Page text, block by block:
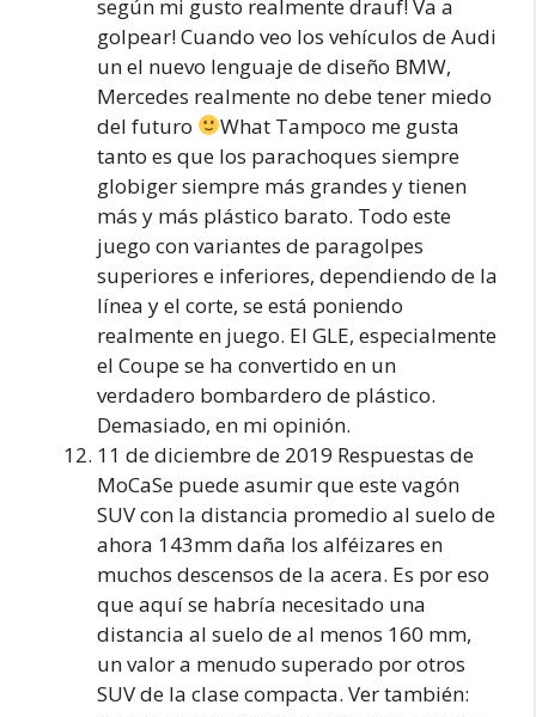
según mi gusto realmente drauf! Va a
golpear! Cuando veo los vehículos de Audi
un el nuevo lenguaje de diseño BMW,
Mercedes realmente no debe tener miedo
del futuro
What Tampoco me gusta
tanto es que los parachoques siempre
globiger siempre más grandes y tienen
más y más plástico barato. Todo este
juego con variantes de paragolpes
superiores e inferiores, dependiendo de la
línea y el corte, se está poniendo
realmente en juego. El GLE, especialmente
el Coupe se ha convertido en un
verdadero bombardero de plástico.
Demasiado, en mi opinión.
11 de diciembre de 2019 Respuestas de
MoCaSe puede asumir que este vagón
SUV con la distancia promedio al suelo de
ahora 143mm daña los alféizares en
muchos descensos de la acera. Es por eso
que aquí se habría necesitado una
distancia al suelo de al menos 160 mm,
un valor a menudo superado por otros
SUV de la clase compacta. Ver también: